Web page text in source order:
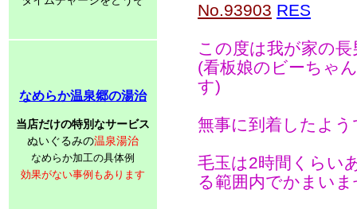
なめらか温泉郷の湯治
当店だけの特別なサービス
ぬいぐるみの温泉湯治
なめらか加工の具体例
効果がない事例もあります
No.93903 RES
この度は我が家の
(看板娘のビーちゃ
す)
無事に到着したよ
毛玉は2時間くらい
る範囲内でかまい